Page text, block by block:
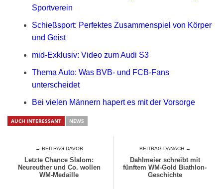
Sportverein
Schießsport: Perfektes Zusammenspiel von Körper
und Geist
mid-Exklusiv: Video zum Audi S3
Thema Auto: Was BVB- und FCB-Fans
unterscheidet
Bei vielen Männern hapert es mit der Vorsorge
AUCH INTERESSANT NEWS
← BEITRAG DAVOR
Letzte Chance Slalom:
Neureuther und Co. wollen
WM-Medaille
BEITRAG DANACH →
Dahlmeier schreibt mit
fünftem WM-Gold Biathlon-
Geschichte